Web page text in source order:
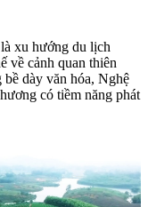
xu hướng du lịch
về cảnh quan thiên
bề dày văn hóa, Nghệ
có tiềm năng phát